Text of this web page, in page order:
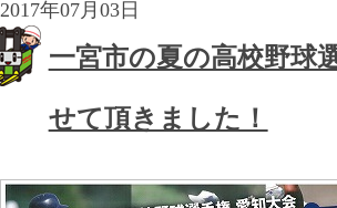
2017年07月03日
一宮市の夏の高校野球
せて頂きました！